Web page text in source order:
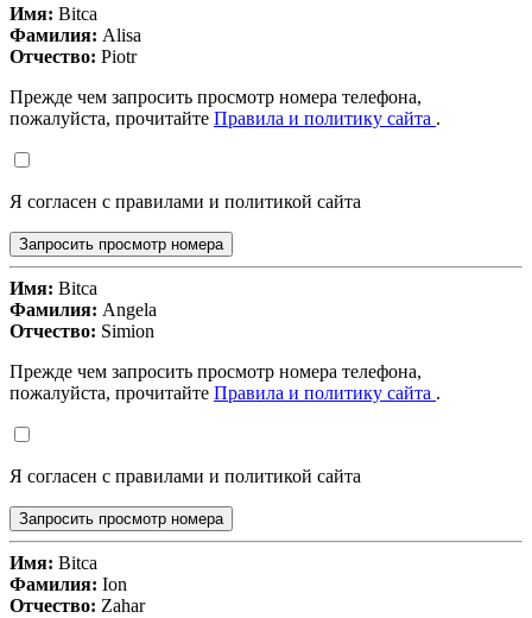
Имя: Bitca
Фамилия: Alisa
Отчество: Piotr
Прежде чем запросить просмотр номера телефона,
пожалуйста, прочитайте Правила и политику сайта .
Я согласен с правилами и политикой сайта
Запросить просмотр номера
Имя: Bitca
Фамилия: Angela
Отчество: Simion
Прежде чем запросить просмотр номера телефона,
пожалуйста, прочитайте Правила и политику сайта .
Я согласен с правилами и политикой сайта
Запросить просмотр номера
Имя: Bitca
Фамилия: Ion
Отчество: Zahar